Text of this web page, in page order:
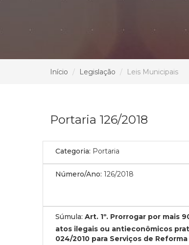
Início Legislação Leis Municipais
Portaria 126/2018
Categoria: Portaria
Número/Ano: 126/2018
Súmula: Art. 1º. Prorrogar por mais
atos ilegais ou antieconômicos
024/2010 para Serviços de